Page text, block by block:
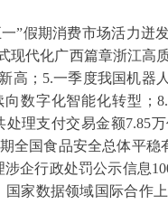
一”假期消费市场活力迸
现代化广西篇章浙江高
高；5.一季度我国机器
数字化智能化转型；
处理支付交易金额7.85
全国食品安全总体平
企行政处罚公示信息
家数据领域国际合作